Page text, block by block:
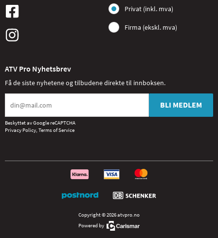
Privat (inkl. mva)
Firma (ekskl. mva)
ATV Pro Nyhetsbrev
Få de siste nyhetene og tilbudene direkte til innboksen.
BLI MEDLEM
Beskyttet av Google reCAPTCHA
Privacy Policy, Terms of Service
Copyright © 2026 atvpro.no
Powered by